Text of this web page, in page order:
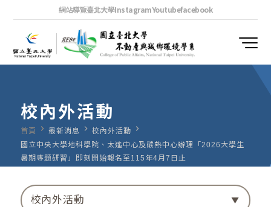
網站導覽臺北大學InstagramYoutubefacebook
校內外活動
首頁 navigate_next 最新消息 navigate_next 校內外活動 navigate_next
國立中央大學地科學院、太遙中心及碳熱中心辦理「2026大學生
暑期專題研習」即刻開始報名至115年4月7日止
校內外活動